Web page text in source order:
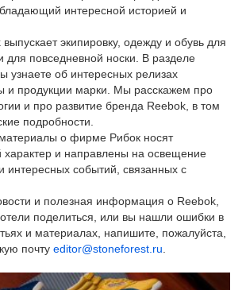
интересной историей и
экипировку, одежду и обувь для
для повседневной носки. В разделе
узнаете об интересных релизах
и продукции марки. Мы расскажем про
и про развитие бренда Reebok, в том
подробности.
о фирме Рибок носят
и направлены на освещение
интересных событий, связанных с
и полезная информация о Reebok,
поделиться, или вы нашли ошибки в
и материалах, напишите, пожалуйста,
почту editor@stoneforest.ru